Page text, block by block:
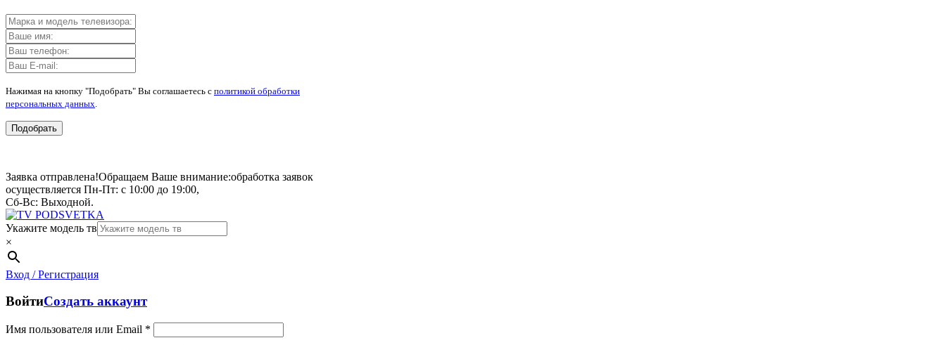
Нажимая на кнопку "Подобрать" Вы соглашаетесь с политикой обработки
персональных данных
Подобрать
Заявка отправлена!Обращаем Ваше внимание:обработка заявок
осуществляется Пн-Пт: с 10:00 до 19:00,
Сб-Вс: Выходной.
Укажите модель тв
×
Вход / Регистрация
ВойтиСоздать аккаунт
Имя пользователя или Email *